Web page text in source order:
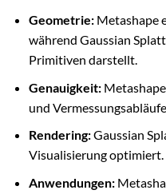
Geometrie:Metashape
während Gaussian
Primitiven darstellt.
Genauigkeit:
und
Rendering:Gaussian
Visualisierung optimiert.
Anwendungen: